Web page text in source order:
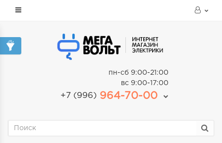
пн-сб 9:00-21:00
вс 9:00-17:00
+7 (996) 964-70-00